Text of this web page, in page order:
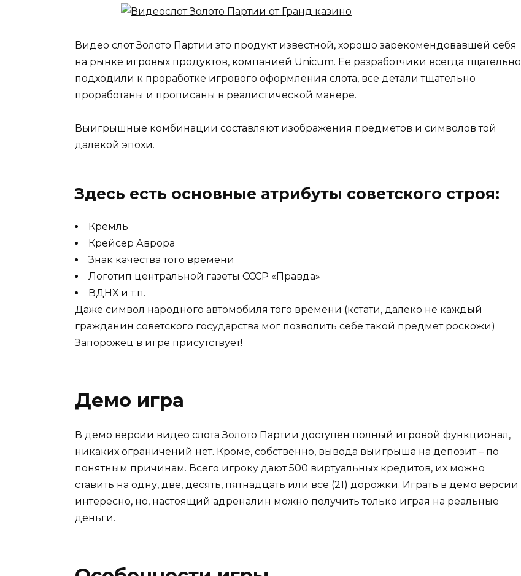
Видео слот Золото Партии это продукт известной, хорошо зарекомендовавшей себя
на рынке игровых продуктов, компанией Unicum. Ее разработчики всегда тщательно
подходили к проработке игрового оформления слота, все детали тщательно
проработаны и прописаны в реалистической манере.
Выигрышные комбинации составляют изображения предметов и символов той
далекой эпохи.
Здесь есть основные атрибуты советского строя:
Кремль
Крейсер Аврора
Знак качества того времени
Логотип центральной газеты СССР «Правда»
ВДНХ и т.п.
Даже символ народного автомобиля того времени (кстати, далеко не каждый
гражданин советского государства мог позволить себе такой предмет роскожи)
Запорожец в игре присутствует!
Демо игра
В демо версии видео слота Золото Партии доступен полный игровой функционал,
никаких ограничений нет. Кроме, собственно, вывода выигрыша на депозит – по
понятным причинам. Всего игроку дают 500 виртуальных кредитов, их можно
ставить на одну, две, десять, пятнадцать или все (21) дорожки. Играть в демо версии
интересно, но, настоящий адреналин можно получить только играя на реальные
деньги.